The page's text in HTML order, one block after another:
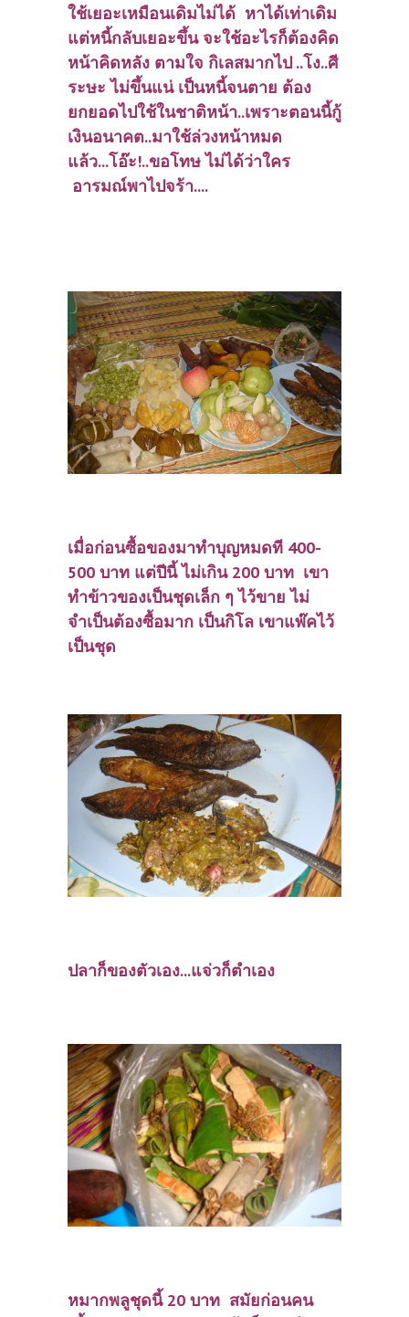
ใช้เยอะเหมือนเดิมไม่ได้ หาได้เท่าเดิม
แต่หนี้กลับเยอะขึ้น จะใช้อะไรก็ต้องคิด
หน้าคิดหลัง ตามใจ กิเลสมากไป ..โง..ศี
ระษะ ไม่ขึ้นแน่ เป็นหนี้จนตาย ต้อง
ยกยอดไปใช้ในชาติหน้า..เพราะตอนนี้กู้
เงินอนาคต..มาใช้ล่วงหน้าหมด
แล้ว...โอ๊ะ!..ขอโทษ ไม่ได้ว่าใคร
อารมณ์พาไปจร้า....
เมื่อก่อนซื้อของมาทำบุญหมดที 400-
500 บาท แต่ปีนี้ ไม่เกิน 200 บาท เขา
ทำข้าวของเป็นชุดเล็ก ๆ ไว้ขาย ไม่
จำเป็นต้องซื้อมาก เป็นกิโล เขาแพ๊คไว้
เป็นชุด
ปลาก็ของตัวเอง...แจ่วก็ตำเอง
หมากพลูชุดนี้ 20 บาท สมัยก่อนคน